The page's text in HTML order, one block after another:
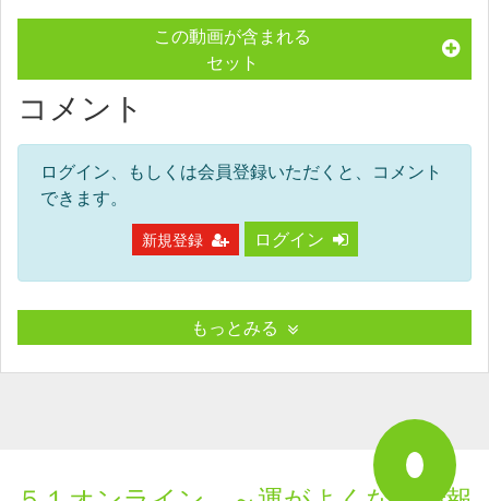
この動画が含まれる
セット
コメント
ログイン、もしくは会員登録いただくと、コメント
できます。
新規登録 ログイン
もっとみる